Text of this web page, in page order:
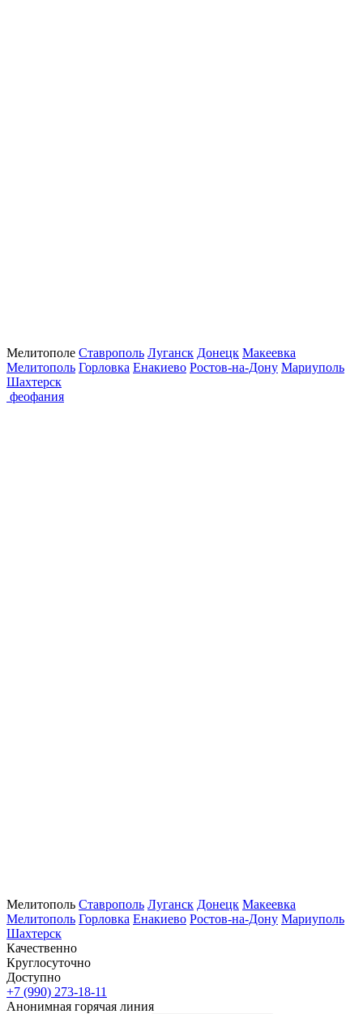
Мелитополе Ставрополь Луганск Донецк Макеевка
Мелитополь Горловка Енакиево Ростов-на-Дону Мариуполь
Шахтерск
феофания
Мелитополь Ставрополь Луганск Донецк Макеевка
Мелитополь Горловка Енакиево Ростов-на-Дону Мариуполь
Шахтерск
Качественно
Круглосуточно
Доступно
+7 (990) 273-18-11
Анонимная горячая линия